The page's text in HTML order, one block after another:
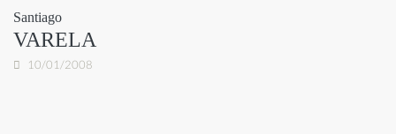
Santiago
VARELA
10/01/2008